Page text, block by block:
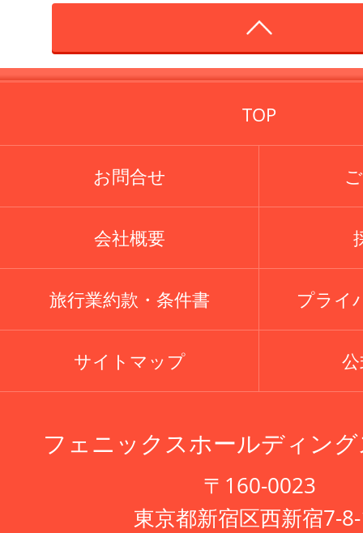
TOP
お問合せ
会社概要
旅行業約款・条件書 プライ
サイトマップ
フェニックスホールディン
〒160-0023
東京都新宿区西新宿7-